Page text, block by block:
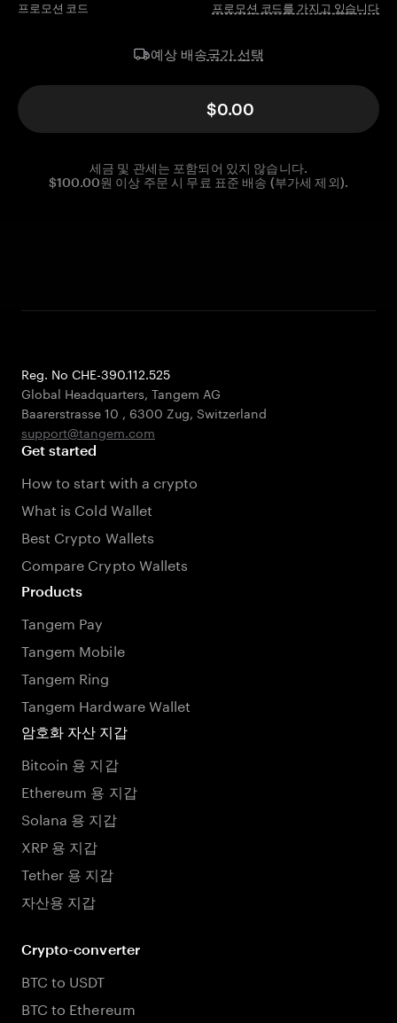
프로모션 코드 프로모션 코드를 가지고 있습니다
예상 배송국가 선택
$0.00
세금 및 관세는 포함되어 있지 않습니다.
$100.00원 이상 주문 시 무료 표준 배송 (부가세 제외).
Reg. No CHE-390.112.525
Global Headquarters, Tangem AG
Baarerstrasse 10 , 6300 Zug, Switzerland
support@tangem.com
Get started
How to start with a crypto
What is Cold Wallet
Best Crypto Wallets
Compare Crypto Wallets
Products
Tangem Pay
Tangem Mobile
Tangem Ring
Tangem Hardware Wallet
암호화 자산 지갑
Bitcoin 용 지갑
Ethereum 용 지갑
Solana 용 지갑
XRP 용 지갑
Tether 용 지갑
자산용 지갑
Crypto-converter
BTC to USDT
BTC to Ethereum